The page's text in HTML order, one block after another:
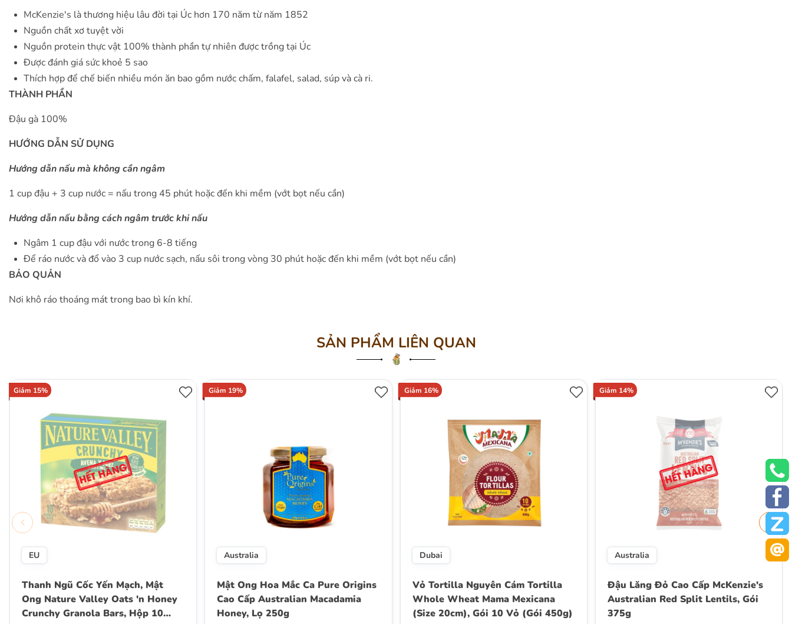
McKenzie's là thương hiệu lâu đời tại Úc hơn 170 năm từ năm 1852
Nguồn chất xơ tuyệt vời
Nguồn protein thực vật 100% thành phần tự nhiên được trồng tại Úc
Được đánh giá sức khoẻ 5 sao
Thích hợp để chế biến nhiều món ăn bao gồm nước chấm, falafel, salad, súp và cà ri.
THÀNH PHẦN
Đậu gà 100%
HƯỚNG DẪN SỬ DỤNG
Hướng dẫn nấu mà không cần ngâm
1 cup đậu + 3 cup nước = nấu trong 45 phút hoặc đến khi mềm (vớt bọt nếu cần)
Hướng dẫn nấu bằng cách ngâm trước khi nấu
Ngâm 1 cup đậu với nước trong 6-8 tiếng
Để ráo nước và đổ vào 3 cup nước sạch, nấu sôi trong vòng 30 phút hoặc đến khi mềm (vớt bọt nếu cần)
BẢO QUẢN
Nơi khô ráo thoáng mát trong bao bì kín khí.
SẢN PHẨM LIÊN QUAN
Giảm 15%
EU
Thanh Ngũ Cốc Yến Mạch, Mật
Ong Nature Valley Oats 'n Honey
Crunchy Granola Bars, Hộp 10
Giảm 19%
Australia
Mật Ong Hoa Mắc Ca Pure Origins
Cao Cấp Australian Macadamia
Honey, Lọ 250g
Giảm 16%
Dubai
Vỏ Tortilla Nguyên Cám Tortilla
Whole Wheat Mama Mexicana
(Size 20cm), Gói 10 Vỏ (Gói 450g)
Giảm 14%
Australia
Đậu Lăng Đỏ Cao Cấp McKenzie's
Australian Red Split Lentils, Gói
375g